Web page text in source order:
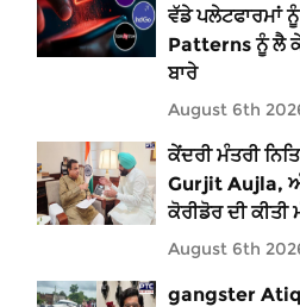
ਵੱਡੇ ਪਲੇਟਫਾਰਮਾਂ
Patterns ਨੂੰ ਲੈ
ਬਾਰੇ
August 6th
ਕੇਂਦਰੀ ਮੰਤਰੀ
Gurjit Aujla,
ਕੋਰੀਡੋਰ ਦੀ ਕੀਤੀ
August 6th
gangster